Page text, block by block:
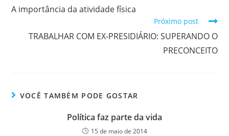
A importância da atividade física
Próximo post
TRABALHAR COM EX-PRESIDIÁRIO: SUPERANDO O
PRECONCEITO
VOCÊ TAMBÉM PODE GOSTAR
Política faz parte da vida
15 de maio de 2014